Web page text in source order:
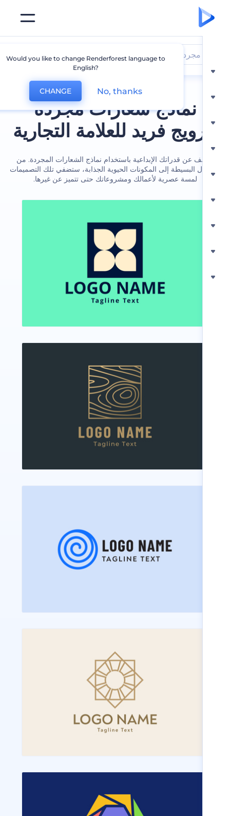
نماذج شعارات مجردة
فريد للعلامة التجارية
عن قدراتك الإبداعية باستخدام نماذج الشعارات المجردة. من
البسيطة إلى المكونات الحيوية الجذابة، ستضفي تلك التصميمات
لمسة عصرية لأعمالك ومشروعاتك حتى تتميز عن غيرها.
Would you like to change Renderforest language to
CHANGE No, thanks